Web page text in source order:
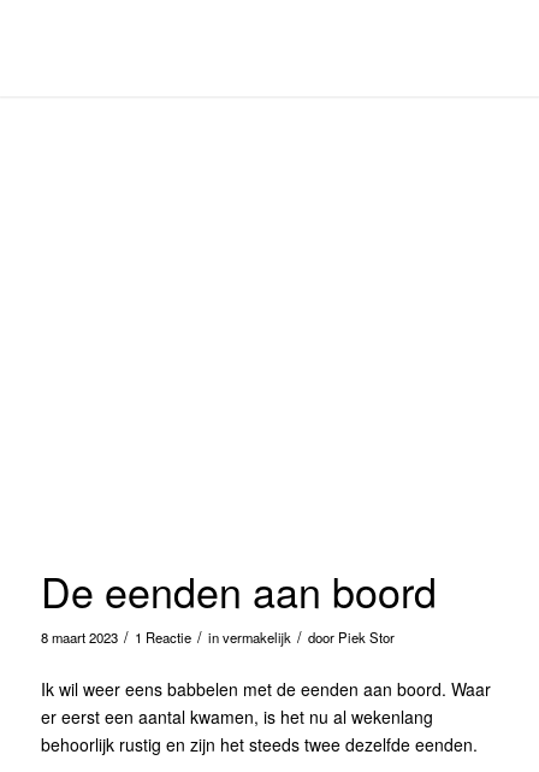
De eenden aan boord
8 maart 2023 / 1 Reactie / invermakelijk / door Piek Stor
Ik wil weer eens babbelen met de eenden aan boord. Waar
er eerst een aantal kwamen, is het nu al wekenlang
behoorlijk rustig en zijn het steeds twee dezelfde eenden.